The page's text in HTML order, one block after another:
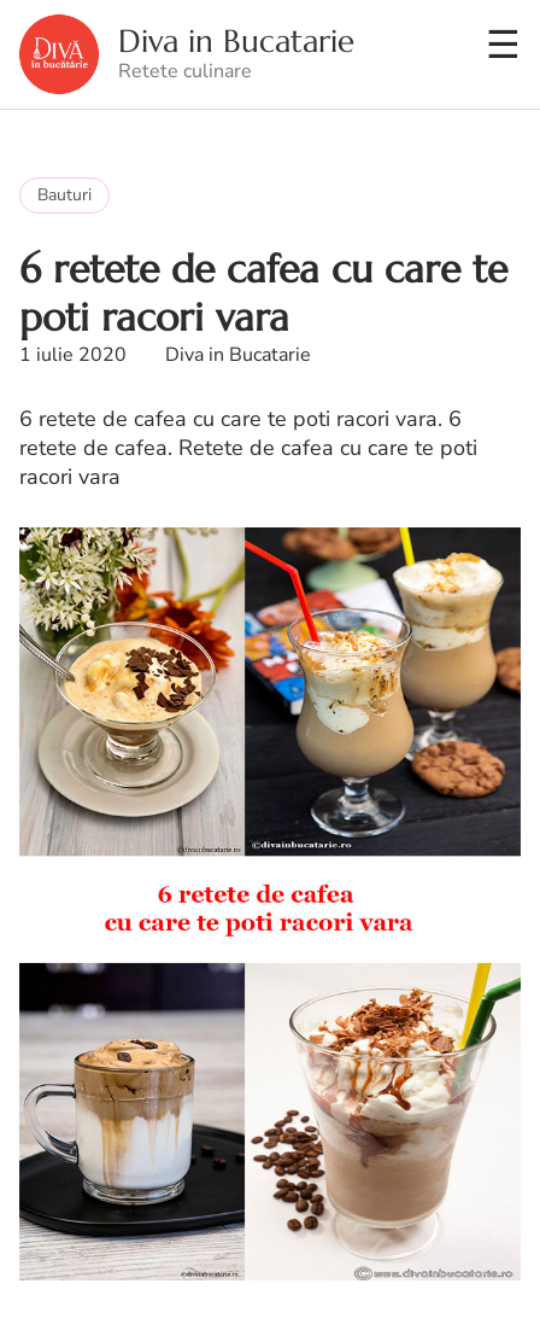
Diva in Bucatarie
Retete culinare
Bauturi
6 retete de cafea cu care te
poti racori vara
1 iulie 2020 Diva in Bucatarie
6 retete de cafea cu care te poti racori vara. 6
retete de cafea. Retete de cafea cu care te poti
racori vara